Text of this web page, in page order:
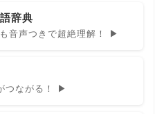
辞典
音声つきで超絶理解！ ▶
つながる！ ▶